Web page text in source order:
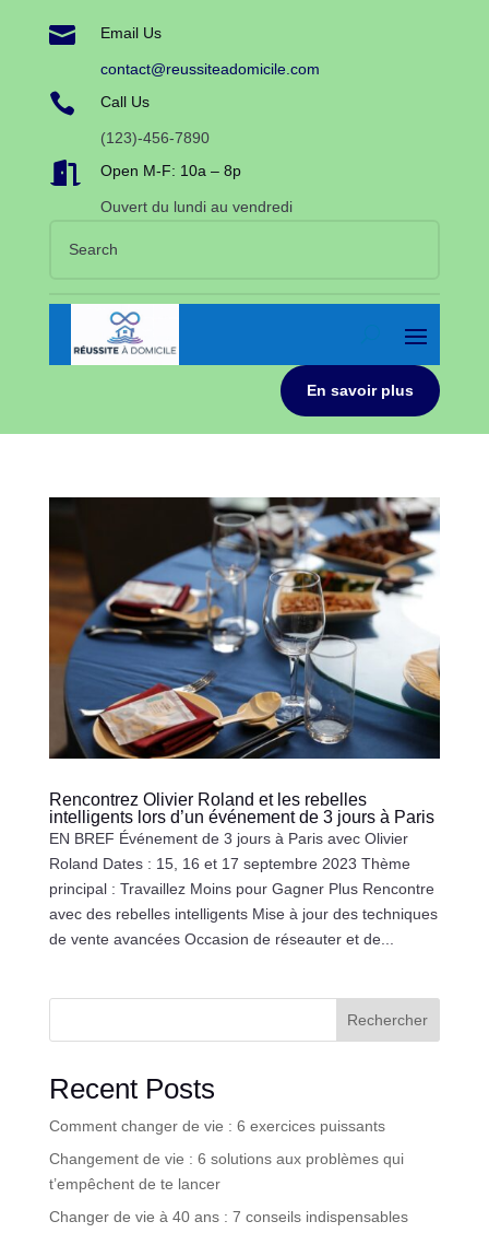
 Email Us
contact@reussiteadomicile.com
 Call Us
(123)-456-7890
 Open M-F: 10a – 8p
Ouvert du lundi au vendredi
En savoir plus
Rencontrez Olivier Roland et les rebelles
intelligents lors d’un événement de 3 jours à Paris
EN BREF Événement de 3 jours à Paris avec Olivier
Roland Dates : 15, 16 et 17 septembre 2023 Thème
principal : Travaillez Moins pour Gagner Plus Rencontre
avec des rebelles intelligents Mise à jour des techniques
de vente avancées Occasion de réseauter et de...
Rechercher
Recent Posts
Comment changer de vie : 6 exercices puissants
Changement de vie : 6 solutions aux problèmes qui
t’empêchent de te lancer
Changer de vie à 40 ans : 7 conseils indispensables